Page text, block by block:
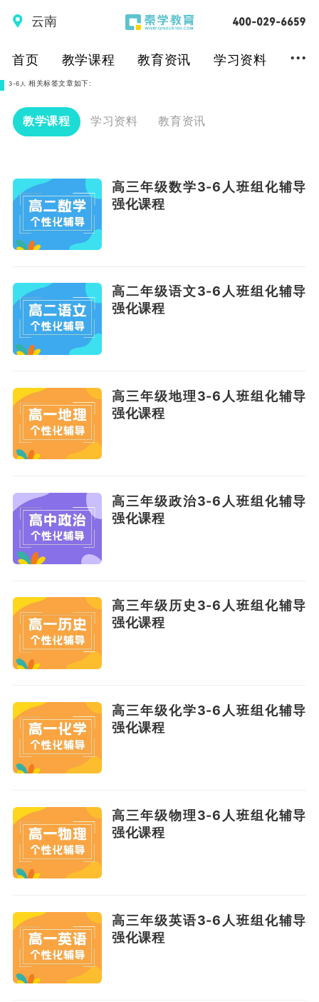
云南
首页 教学课程 教育资讯 学习资料 ...
3-6人 相关标签文章如下:
教学课程 学习资料 教育资讯
高三年级数学3-6人班组化辅导
强化课程
高二年级语文3-6人班组化辅导
强化课程
高三年级地理3-6人班组化辅导
强化课程
高三年级政治3-6人班组化辅导
强化课程
高三年级历史3-6人班组化辅导
强化课程
高三年级化学3-6人班组化辅导
强化课程
高三年级物理3-6人班组化辅导
强化课程
高三年级英语3-6人班组化辅导
强化课程